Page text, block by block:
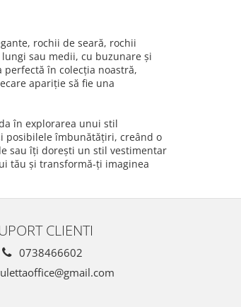
rochii de seară, rochii
sau medii, cu buzunare și
în colecția noastră,
apariție să fie una
în explorarea unui stil
posibilele îmbunătățiri, creând o
sau îți dorești un stil vestimentar
tău și transformă-ți imaginea
CLIENTI
0738466602